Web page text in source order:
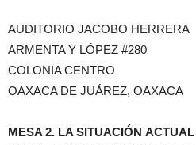
AUDITORIO JACOBO HERRERA
ARMENTA Y LÓPEZ #280
COLONIA CENTRO
OAXACA DE JUÁREZ, OAXACA
MESA 2. LA SITUACIÓN